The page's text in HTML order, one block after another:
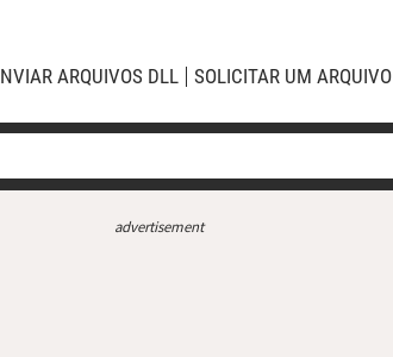
ARQUIVOS DLL SOLICITAR UM ARQUIVO
advertisement